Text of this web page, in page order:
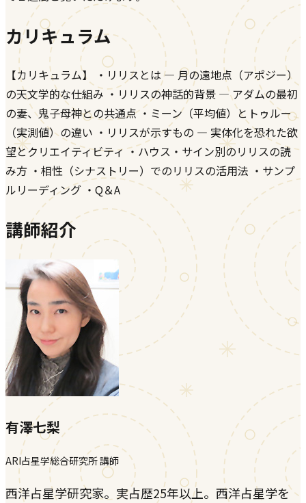
カリキュラム
【カリキュラム】 ・リリスとは ― 月の遠地点（アポジー）
の天文学的な仕組み ・リリスの神話的背景 ― アダムの最初
の妻、鬼子母神との共通点 ・ミーン（平均値）とトゥルー
（実測値）の違い ・リリスが示すもの ― 実体化を恐れた欲
望とクリエイティビティ ・ハウス・サイン別のリリスの読
み方 ・相性（シナストリー）でのリリスの活用法 ・サンプ
ルリーディング ・Q＆A
講師紹介
有澤七梨
ARI占星学総合研究所 講師
西洋占星学研究家。実占歴25年以上。西洋占星学を